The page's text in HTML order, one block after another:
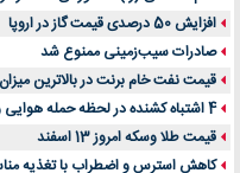
افزایش 50 درصدی قیمت گاز در اروپا
صادرات سیب‌زمینی ممنوع شد
قیمت نفت خام برنت در بالاترین
4 اشتباه کشنده در لحظه حمله هوایی و انفجار/ چگونه از خود محافظت کنیم؟
قیمت طلا وسکه امروز 13 اسفند
کاهش استرس و اضطراب با تغذیه مناسب؛ نقش